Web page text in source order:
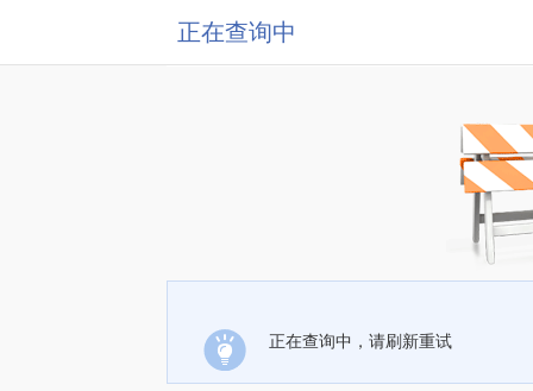
正在查询中
正在查询中，请刷新重试